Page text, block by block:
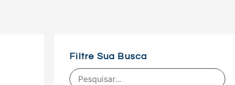
Filtre Sua Busca